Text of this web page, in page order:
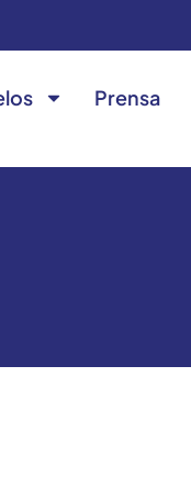
Prensa